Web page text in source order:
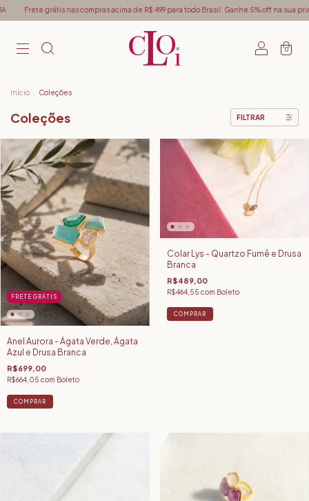
acima de R$ 499 para todo Brasil. Ganhe 5% off na sua primeira compra - Use o
0
Início Coleções
Coleções FILTRAR
FRETE GRÁTIS
Anel Aurora - Ágata Verde, Ágata
Azul e Drusa Branca
R$699,00
R$664,05 com Boleto
COMPRAR
Colar Lys - Quartzo Fumê e Drusa
Branca
R$489,00
R$464,55 com Boleto
COMPRAR